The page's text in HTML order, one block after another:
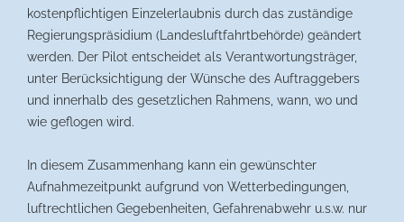
kostenpflichtigen Einzelerlaubnis durch das zuständige
Regierungspräsidium (Landesluftfahrtbehörde) geändert
werden. Der Pilot entscheidet als Verantwortungsträger,
unter Berücksichtigung der Wünsche des Auftraggebers
und innerhalb des gesetzlichen Rahmens, wann, wo und
wie geflogen wird.
In diesem Zusammenhang kann ein gewünschter
Aufnahmezeitpunkt aufgrund von Wetterbedingungen,
luftrechtlichen Gegebenheiten, Gefahrenabwehr u.s.w. nur